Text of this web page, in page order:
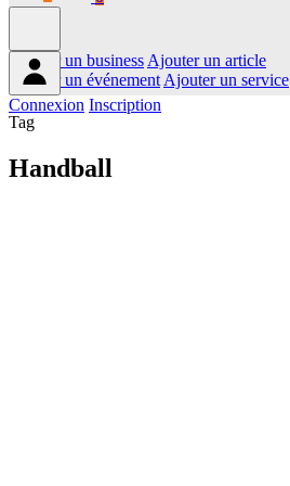
Ajouter un business Ajouter un article
Ajouter un événement Ajouter un service
Connexion Inscription
Tag
Handball